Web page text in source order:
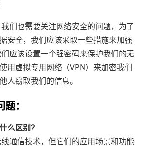
们也需要关注网络安全的问题，为了
安全，我们应该采取一些措施来加强
应该设置一个强密码来保护我们的无
用虚拟专用网络（VPN）来加密我们
人窃取我们的信息。
：
么区别？
通信技术，但它们的应用场景和功能